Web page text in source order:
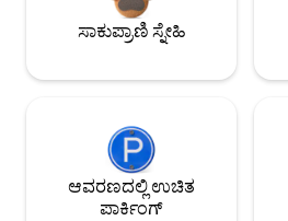
ಸಾಕುಪ್ರಾಣಿ ಸ್ನೇಹಿ
ಆವರಣದಲ್ಲಿ ಉಚಿತ
ಪಾರ್ಕಿಂಗ್